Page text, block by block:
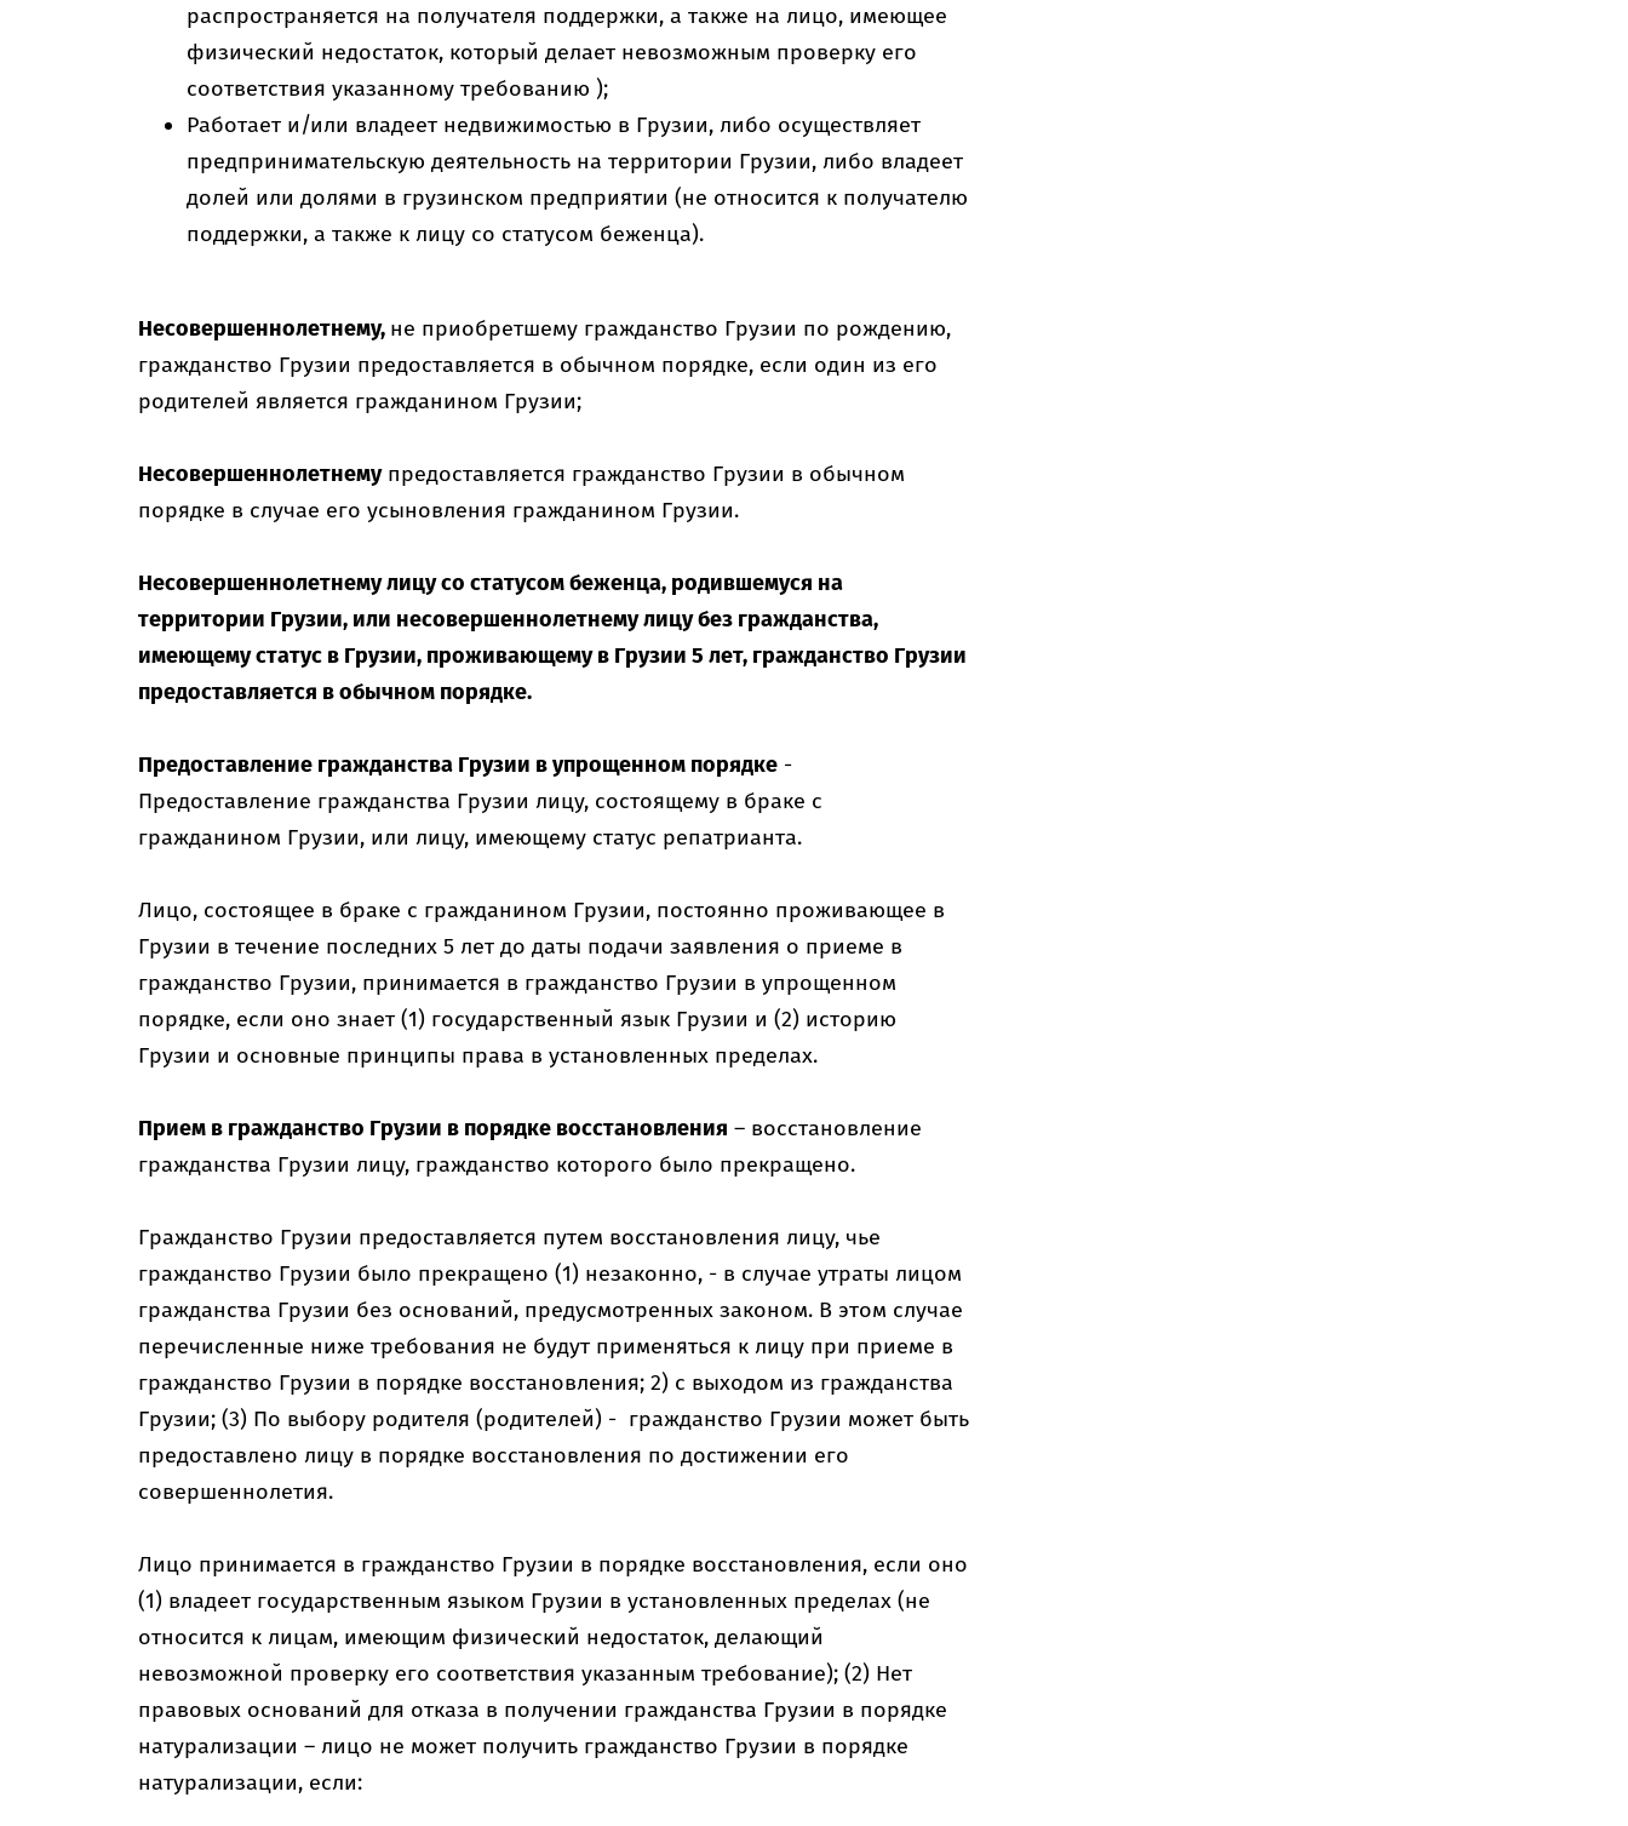
распространяется на получателя поддержки, а также на лицо, имеющее
физический недостаток, который делает невозможным проверку его
соответствия указанному требованию );
Работает и/или владеет недвижимостью в Грузии, либо осуществляет
предпринимательскую деятельность на территории Грузии, либо владеет
долей или долями в грузинском предприятии (не относится к получателю
поддержки, а также к лицу со статусом беженца).
Несовершеннолетнему, не приобретшему гражданство Грузии по рождению,
гражданство Грузии предоставляется в обычном порядке, если один из его
родителей является гражданином Грузии;
Несовершеннолетнемупредоставляется гражданство Грузии в обычном
порядке в случае его усыновления гражданином Грузии.
Несовершеннолетнему лицу со статусом беженца, родившемуся на
территории Грузии, или несовершеннолетнему лицу без гражданства,
имеющему статус в Грузии, проживающему в Грузии 5 лет, гражданство Грузии
предоставляется в обычном порядке.
Предоставление гражданства Грузии в упрощенном порядке -
Предоставление гражданства Грузии лицу, состоящему в браке с
гражданином Грузии, или лицу, имеющему статус репатрианта.
Лицо, состоящее в браке с гражданином Грузии, постоянно проживающее в
Грузии в течение последних 5 лет до даты подачи заявления о приеме в
гражданство Грузии, принимается в гражданство Грузии в упрощенном
порядке, если оно знает (1) государственный язык Грузии и (2) историю
Грузии и основные принципы права в установленных пределах.
Прием в гражданство Грузии в порядке восстановления – восстановление
гражданства Грузии лицу, гражданство которого было прекращено.
Гражданство Грузии предоставляется путем восстановления лицу, чье
гражданство Грузии было прекращено (1) незаконно, - в случае утраты лицом
гражданства Грузии без оснований, предусмотренных законом. В этом случае
перечисленные ниже требования не будут применяться к лицу при приеме в
гражданство Грузии в порядке восстановления; 2) с выходом из гражданства
Грузии; (3) По выбору родителя (родителей) - гражданство Грузии может быть
предоставлено лицу в порядке восстановления по достижении его
совершеннолетия.
Лицо принимается в гражданство Грузии в порядке восстановления, если оно
(1) владеет государственным языком Грузии в установленных пределах (не
относится к лицам, имеющим физический недостаток, делающий
невозможной проверку его соответствия указанным требование); (2) Нет
правовых оснований для отказа в получении гражданства Грузии в порядке
натурализации – лицо не может получить гражданство Грузии в порядке
натурализации, если: